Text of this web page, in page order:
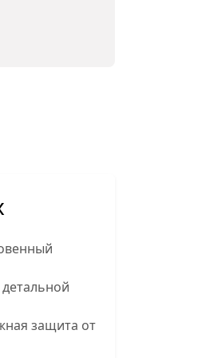
детальной
защита от